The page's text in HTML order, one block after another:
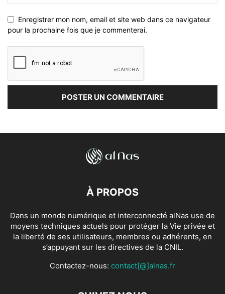
Enregistrer mon nom, email et site web dans ce navigateur
pour la prochaine fois que je commenterai.
À PROPOS
Dans un monde numérique et interconnecté alNas use de
moyens techniques actuels pour protéger la Vie privée et
la liberté de ses utilisateurs, membres ou adhérents, en
s’appuyant sur les directives de la CNIL.
Contactez-nous: contact[@]alnas.fr